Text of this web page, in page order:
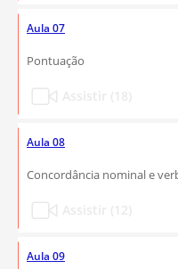
Aula 07
Pontuação
Aula 08
Concordância nominal e
Aula 09